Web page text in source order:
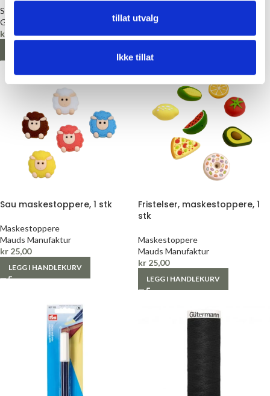
tillat utvalg
Ikke tillat
Sytråd
Gütermann
kr
40,00
Gütermann
kr70,00
Sau maskestoppere, 1 stk
Maskestoppere
Mauds Manufaktur
kr 25,00
LEGG I HANDLEKURV
Fristelser, maskestoppere, 1
stk
Maskestoppere
Mauds Manufaktur
kr 25,00
LEGG I HANDLEKURV